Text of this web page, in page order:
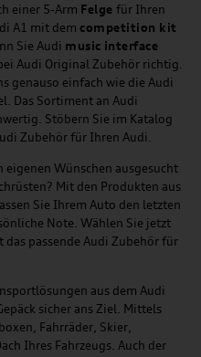
einer 5-Arm Felge für Ihren
A1 mit dem competition kit
Sie Audi music interface
Audi Original Zubehör richtig.
genauso einfach wie die Audi
Das Sortiment an Audi
Stöbern Sie im Katalog
Zubehör für Ihren Audi.
eigenen Wünschen ausgesucht
Mit den Produkten aus
Sie Ihrem Auto den letzten
Note. Wählen Sie jetzt
passende Audi Zubehör für
aus dem Audi
sicher ans Ziel. Mittels
Fahrräder, Skier,
Ihres Fahrzeugs. Auch der